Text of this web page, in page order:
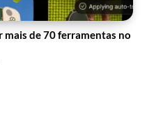
de 70 ferramentas no